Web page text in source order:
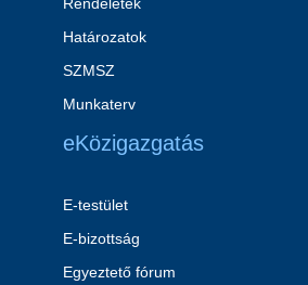
Határozatok
SZMSZ
Munkaterv
eKözigazgatás
E-testület
E-bizottság
Egyeztető fórum